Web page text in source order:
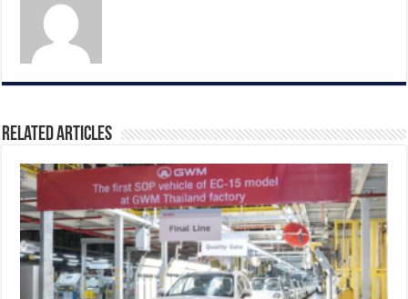
Related Articles